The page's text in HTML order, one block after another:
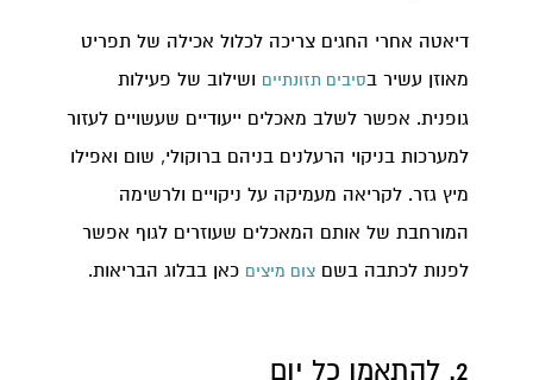
דיאטה אחרי החגים צריכה לכלול אכילה של תפריט
מאוזן עשיר בסיבים תזונתייםושילוב של פעילות
גופנית. אפשר לשלב מאכלים ייעודיים שעשויים לעזור
למערכות בניקוי הרעלנים בניהם ברוקולי, שום ואפילו
מיץ גזר. לקריאה מעמיקה על ניקויים ולרשימה
המורחבת של אותם המאכלים שעוזרים לגוף אפשר
לפנות לכתבה בשם צום מיצים כאן בבלוג הבריאות.